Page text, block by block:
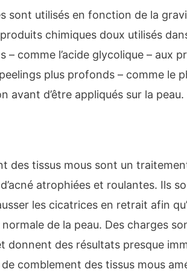
sont utilisés en fonction de la
chimiques doux utilisés
– comme l’acide glycolique – aux
plus profonds – comme le
avant d’être appliqués sur la peau.
des tissus mous sont un
atrophiées et roulantes. Ils
les cicatrices en retrait afin
de la peau. Des charges
donnent des résultats presque
comblement des tissus mous